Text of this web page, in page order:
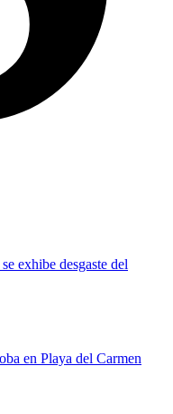
exhibe desgaste del
en Playa del Carmen